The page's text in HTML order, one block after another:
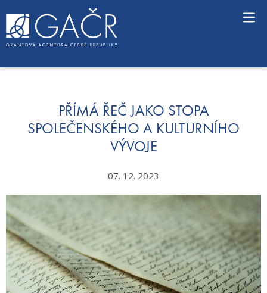
o
PŘÍMÁ ŘEČ JAKO STOPA
SPOLEČENSKÉHO A KULTURNÍHO
VÝVOJE
07. 12. 2023